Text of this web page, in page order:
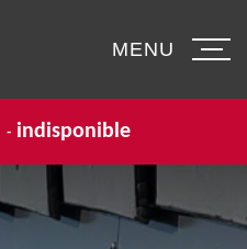
- indisponible
MENU